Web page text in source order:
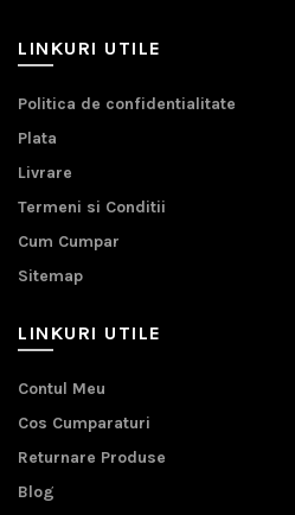
LINKURI UTILE
Politica de confidentialitate
Plata
Livrare
Termeni si Conditii
Cum Cumpar
Sitemap
LINKURI UTILE
Contul Meu
Cos Cumparaturi
Returnare Produse
Blog